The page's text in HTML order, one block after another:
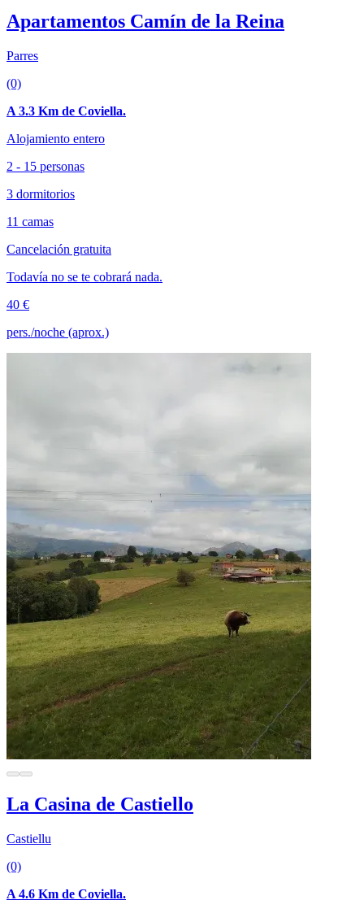
Apartamentos Camín de la Reina
Parres
(0)
A 3.3 Km de Coviella.
Alojamiento entero
2 - 15 personas
3 dormitorios
11 camas
Cancelación gratuita
Todavía no se te cobrará nada.
40 €
pers./noche (aprox.)
La Casina de Castiello
Castiellu
(0)
A 4.6 Km de Coviella.